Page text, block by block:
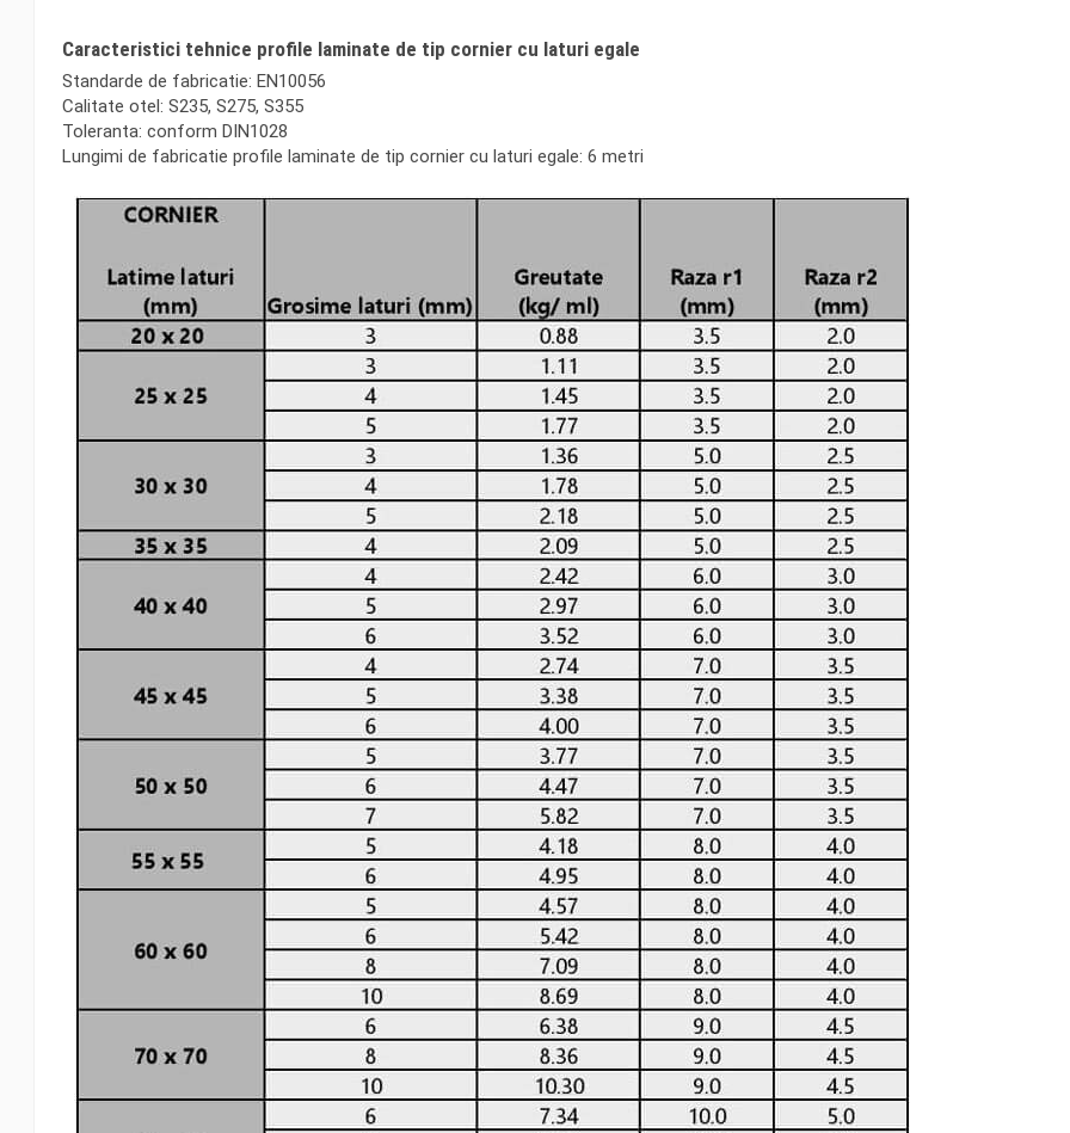
Caracteristici tehnice profile laminate de tip cornier cu laturi egale
Standarde de fabricatie: EN10056
Calitate otel: S235, S275, S355
Toleranta: conform DIN1028
Lungimi de fabricatie profile laminate de tip cornier cu laturi egale: 6 metri